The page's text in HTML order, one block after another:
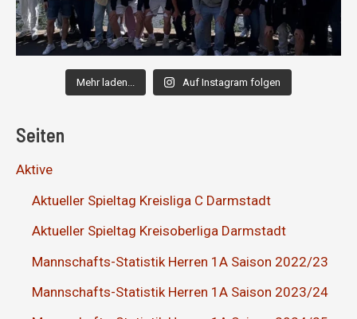
Mehr laden... Auf Instagram folgen
Seiten
Aktive
Aktueller Spieltag Kreisliga C Darmstadt
Aktueller Spieltag Kreisoberliga Darmstadt
Mannschafts-Statistik Herren 1A Saison 2022/23
Mannschafts-Statistik Herren 1A Saison 2023/24